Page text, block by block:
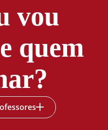
vou
quem